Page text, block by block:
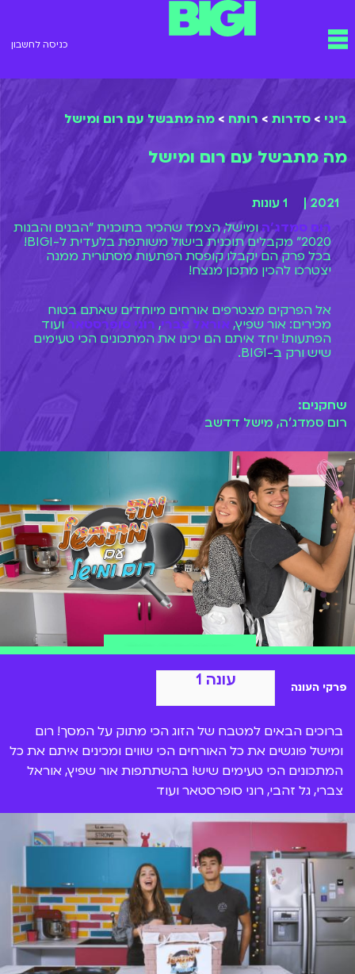
תפריט כניסה לחשבון
ביגי > סדרות > רותח > מה מתבשל עם רום ומישל
מה מתבשל עם רום ומישל
2021 |
1 עונות
רום סמדג'הומישל, הצמד שהכיר בתוכנית "הבנים והבנות
2020" מקבלים תוכנית בישול משותפת בלעדית ל-BIGI!
בכל פרק הם יקבלו קופסת הפתעות מסתורית ממנה
יצטרכו להכין מתכון מנצח!
אל הפרקים מצטרפים אורחים מיוחדים שאתם בטוח
מכירים: אור שפיץ,אוראל צברי, רוני סופרסטארועוד
הפתעות! יחד איתם הם יכינו את המתכונים הכי טעימים
שיש ורק ב-BIGI.
שחקנים:
רום סמדג'ה, מישל דדשב
הצטרפות ל-BIGI
פרקי העונה עונה 1
ברוכים הבאים למטבח של הזוג הכי מתוק על המסך! רום
ומישל פוגשים את כל האורחים הכי שווים ומכינים איתם את כל
המתכונים הכי טעימים שיש! בהשתתפות אור שפיץ, אוראל
צברי, גל זהבי, רוני סופרסטאר ועוד